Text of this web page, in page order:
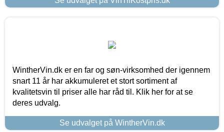
WintherVin.dk er en far og søn-virksomhed der igennem
snart 11 år har akkumuleret et stort sortiment af
kvalitetsvin til priser alle har råd til. Klik her for at se
deres udvalg.
Se udvalget på WintherVin.dk